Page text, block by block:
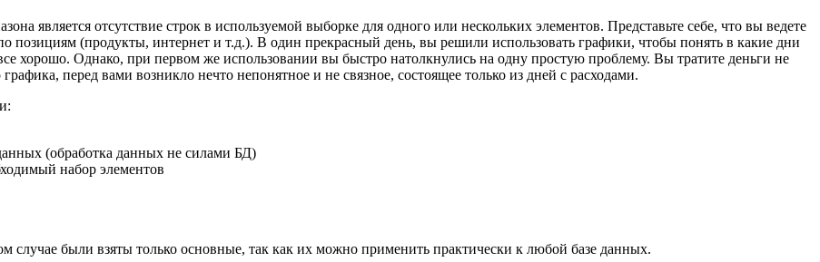
является отсутствие строк в используемой выборке для одного или нескольких элементов. Представьте себе, что вы ведете
позициям (продукты, интернет и т.д.). В один прекрасный день, вы решили использовать графики, чтобы понять в какие дни
хорошо. Однако, при первом же использовании вы быстро натолкнулись на одну простую проблему. Вы тратите деньги не
перед вами возникло нечто непонятное и не связное, состоящее только из дней с расходами.
(обработка данных не силами БД)
набор элементов
случае были взяты только основные, так как их можно применить практически к любой базе данных.